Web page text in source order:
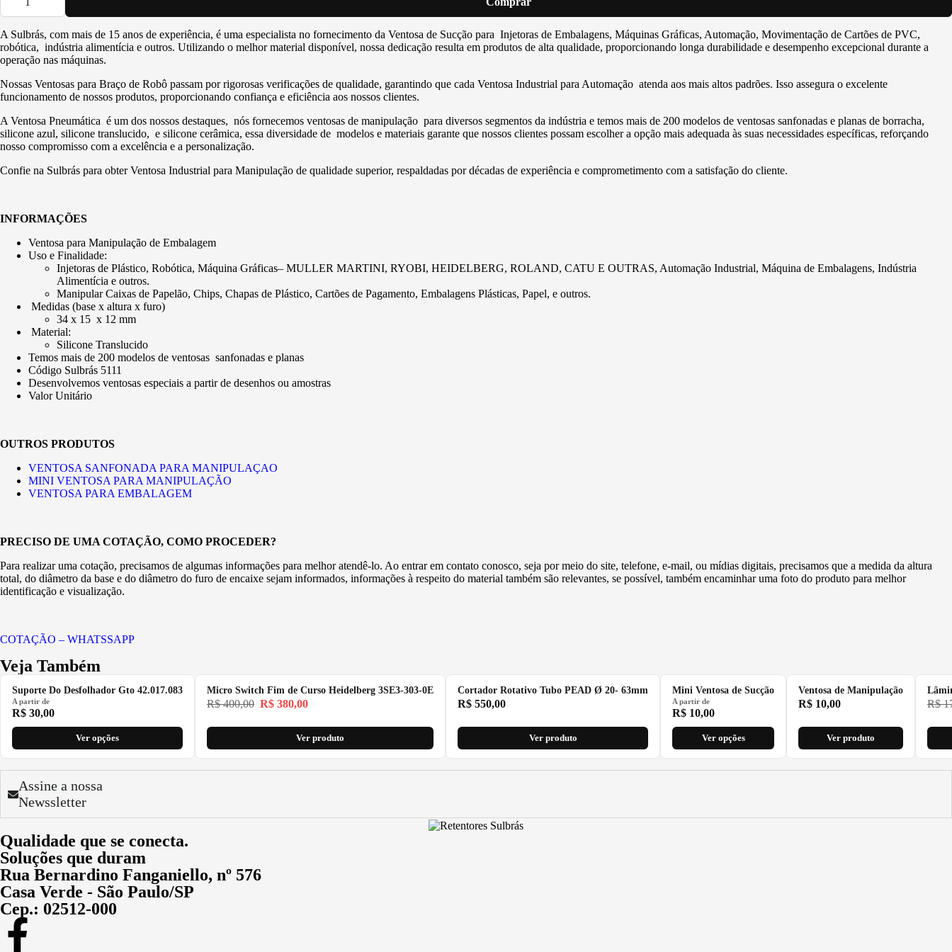
A Sulbrás, com mais de 15 anos de experiência, é uma especialista no fornecimento da Ventosa de Sucção para Injetoras de Embalagens, Máquinas Gráficas, Automação, Movimentação de Cartões de PVC,
robótica, indústria alimentícia e outros. Utilizando o melhor material disponível, nossa dedicação resulta em produtos de alta qualidade, proporcionando longa durabilidade e desempenho excepcional durante a
operação nas máquinas.
Nossas Ventosas para Braço de Robô passam por rigorosas verificações de qualidade, garantindo que cada Ventosa Industrial para Automação atenda aos mais altos padrões. Isso assegura o excelente
funcionamento de nossos produtos, proporcionando confiança e eficiência aos nossos clientes.
A Ventosa Pneumática é um dos nossos destaques, nós fornecemos ventosas de manipulação para diversos segmentos da indústria e temos mais de 200 modelos de ventosas sanfonadas e planas de borracha,
silicone azul, silicone translucido, e silicone cerâmica, essa diversidade de modelos e materiais garante que nossos clientes possam escolher a opção mais adequada às suas necessidades específicas, reforçando
nosso compromisso com a excelência e a personalização.
Confie na Sulbrás para obter Ventosa Industrial para Manipulação de qualidade superior, respaldadas por décadas de experiência e comprometimento com a satisfação do cliente.
INFORMAÇÕES
Ventosa para Manipulação de Embalagem
Uso e Finalidade:
Injetoras de Plástico, Robótica, Máquina Gráficas– MULLER MARTINI, RYOBI, HEIDELBERG, ROLAND, CATU E OUTRAS, Automação Industrial, Máquina de Embalagens, Indústria
Alimentícia e outros.
Manipular Caixas de Papelão, Chips, Chapas de Plástico, Cartões de Pagamento, Embalagens Plásticas, Papel, e outros.
Medidas (base x altura x furo)
34 x 15 x 12 mm
Material:
Silicone Translucido
Temos mais de 200 modelos de ventosas sanfonadas e planas
Código Sulbrás 5111
Desenvolvemos ventosas especiais a partir de desenhos ou amostras
Valor Unitário
OUTROS PRODUTOS
VENTOSA SANFONADA PARA MANIPULAÇAO
MINI VENTOSA PARA MANIPULAÇÃO
VENTOSA PARA EMBALAGEM
PRECISO DE UMA COTAÇÃO, COMO PROCEDER?
Para realizar uma cotação, precisamos de algumas informações para melhor atendê-lo. Ao entrar em contato conosco, seja por meio do site, telefone, e-mail, ou mídias digitais, precisamos que a medida da altura
total, do diâmetro da base e do diâmetro do furo de encaixe sejam informados, informações à respeito do material também são relevantes, se possível, também encaminhar uma foto do produto para melhor
identificação e visualização.
COTAÇÃO – WHATSSAPP
Veja Também
Suporte Do Desfolhador Gto 42.017.083
A partir de
R$ 30,00
Ver opções
Micro Switch Fim de Curso Heidelberg 3SE3-303-0E
R$400,00 R$ 380,00
Ver produto
Cortador Rotativo Tubo PEAD Ø 20- 63mm
R$ 550,00
Ver produto
Mini Ventosa de Sucção
A partir de
R$ 10,00
Ver opções
Ventosa de Manipulação
R$ 10,00
Ver produto
R$
Assine a nossa
Newssletter
Qualidade que se conecta.
Soluções que duram
Rua Bernardino Fanganiello, nº 576
Casa Verde - São Paulo/SP
Cep.: 02512-000